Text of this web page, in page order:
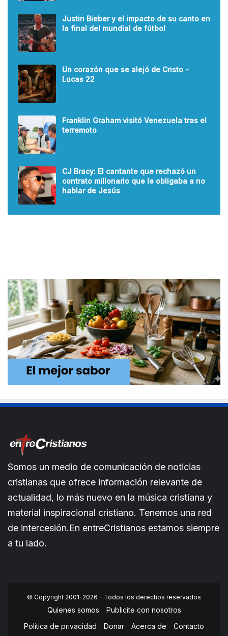
Justin Bieber y el impacto de su canto en
la final del mundial de fútbol
Un corazón que se alejó de Cristo -
Lucas 22
Franklin Graham visitó Venezuela tras el
terremoto
CJ Bracy: El cantante que rechazó un
contrato millonario que le obligaba a no
hablar de Jesús
Somos un medio de comunicación de noticias
cristianas que ofrece información relevante de
actualidad, lo más nuevo en la música cristiana y
material inspiracional cristiano. Tenemos una red
de intercesión.En entreCristianos estamos siempre
a tu lado.
© Copyright 2001-2026 - Todos los derechos reservados
Quienes somos
Publicite con nosotros
Política de privacidad
Donar Acerca de Contacto